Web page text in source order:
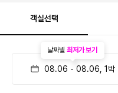
객실선택
08.06 - 08.06 1 박
날짜별 최저가 보기